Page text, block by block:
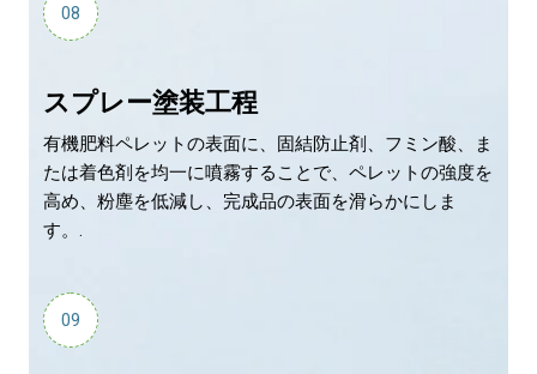
08
スプレー塗装工程
有機肥料ペレットの表面に、固結防止剤、フミン酸、ま
たは着色剤を均一に噴霧することで、ペレットの強度を
高め、粉塵を低減し、完成品の表面を滑らかにしま
す。.
09